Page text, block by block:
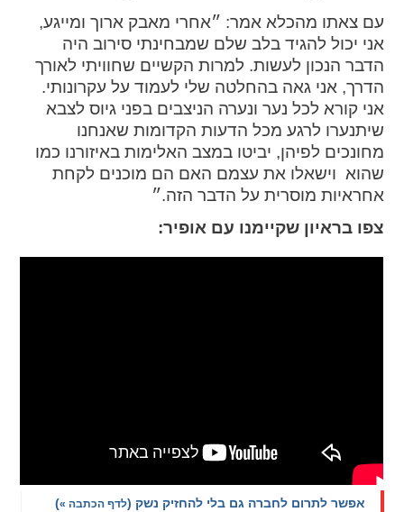
spellcheck
ניגודיות צבעים
brightness_high
ניגודיות בהירה
brightness_low
ניגודיות כהה
עם צאתו מהכלא אמר: ״אחרי מאבק ארוך ומייגע,
אני יכול להגיד בלב שלם שמבחינתי סירוב היה
הדבר הנכון לעשות. למרות הקשיים שחוויתי לאורך
הדרך, אני גאה בהחלטה שלי לעמוד על עקרונותי.
אני קורא לכל נער ונערה הניצבים בפני גיוס לצבא
שיתנערו לרגע מכל הדעות הקדומות שאנחנו
מחונכים לפיהן, יביטו במצב האלימות באיזורנו כמו
שהוא וישאלו את עצמם האם הם מוכנים לקחת
אחראיות מוסרית על הדבר הזה.״
צפו בראיון שקיימנו עם אופיר:
אפשר לתרום לחברה גם בלי להחזיק נשק (לדף הכתבה »)